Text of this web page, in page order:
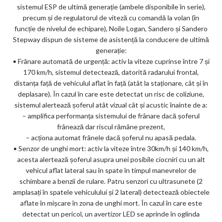
sistemul ESP de ultimă generație (ambele disponibile în serie),
precum și de regulatorul de viteză cu comandă la volan (în
funcție de nivelul de echipare), Noile Logan, Sandero și Sandero
Stepway dispun de sisteme de asistență la conducere de ultimă
generație:
• Frânare automată de urgență: activ la viteze cuprinse între 7 și
170 km/h, sistemul detectează, datorită radarului frontal,
distanța față de vehiculul aflat în față (atât la staționare, cât și în
deplasare). În cazul în care este detectat un risc de coliziune,
sistemul alertează șoferul atât vizual cât și acustic înainte de a:
– amplifica performanța sistemului de frânare dacă șoferul
frânează dar riscul rămâne prezent,
– acționa automat frânele dacă șoferul nu apasă pedala.
• Senzor de unghi mort: activ la viteze între 30km/h și 140 km/h,
acesta alertează șoferul asupra unei posibile ciocniri cu un alt
vehicul aflat lateral sau în spate în timpul manevrelor de
schimbare a benzii de rulare. Patru senzori cu ultrasunete (2
amplasați în spatele vehiculului și 2 lateral) detectează obiectele
aflate în mișcare în zona de unghi mort. În cazul în care este
detectat un pericol, un avertizor LED se aprinde în oglinda